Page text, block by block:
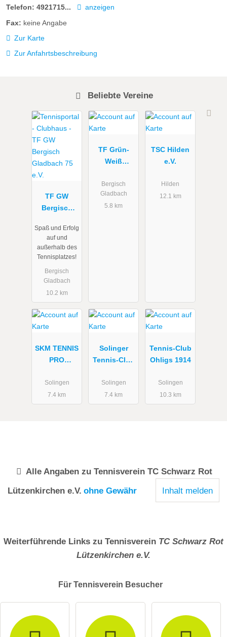
Telefon: 4921715...
anzeigen
Fax: keine Angabe
Zur Karte
Zur Anfahrtsbeschreibung
Beliebte Vereine
TF GW
Bergisch
e.V.
Spaß und Erfolg
auf und
außerhalb des
Tennisplatzes!
Bergisch
Gladbach
10.2 km
TF Grün-
Weiß
Gladbach
1975 e.V.
Bergisch
Bergisch
Gladbach
5.8 km
TSC Hilden
e.V.
Hilden
12.1 km
SKM TENNIS
PRO
Solingen
7.4 km
Solinger
Tennis-Club
Solingen
7.4 km
Tennis-Club
Ohligs 1914
Solingen
10.3 km
Alle Angaben zuTennisverein TC Schwarz Rot
Lützenkirchen e.V. ohne Gewähr Inhalt melden
Weiterführende Links zu Tennisverein TC Schwarz Rot
Lützenkirchen e.V.
Für Tennisverein Besucher